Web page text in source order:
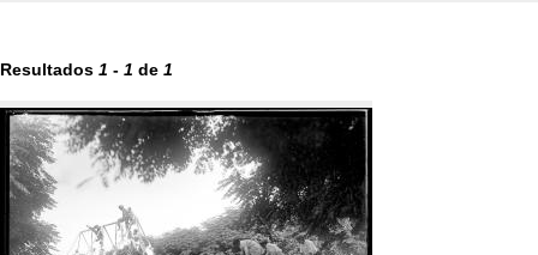
Resultados 1 - 1 de 1